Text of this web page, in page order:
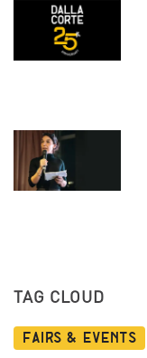
TAG CLOUD
Fairs & Events